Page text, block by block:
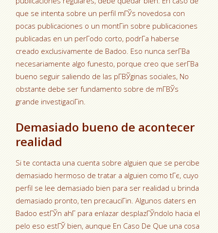
que se intenta sobre un perfil mГЎs novedosa con
pocas publicaciones o un montГіn sobre publicaciones
publicadas en un perГ­odo corto, podrГ­a haberse
creado exclusivamente de Badoo. Eso nunca serГ­В­a
necesariamente algo funesto, porque creo que serГ­В­a
bueno seguir saliendo de las pГ­ВЎginas sociales, No
obstante debe ser fundamento sobre de mГ­ВЎs
grande investigaciГіn.
Demasiado bueno de acontecer
realidad
Si te contacta una cuenta sobre alguien que se percibe
demasiado hermoso de tratar a alguien como tГє, cuyo
perfil se lee demasiado bien para ser realidad u brinda
demasiado pronto, ten precauciГіn. Algunos daters en
Badoo estГЎn ahГ­ para enlazar desplazГЎndolo hacia el
pelo eso estГЎ bien, aunque En Caso De Que una cosa